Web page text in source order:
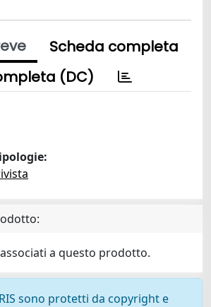
Scheda completa
(DC)
a questo prodotto.
sono protetti da copyright e